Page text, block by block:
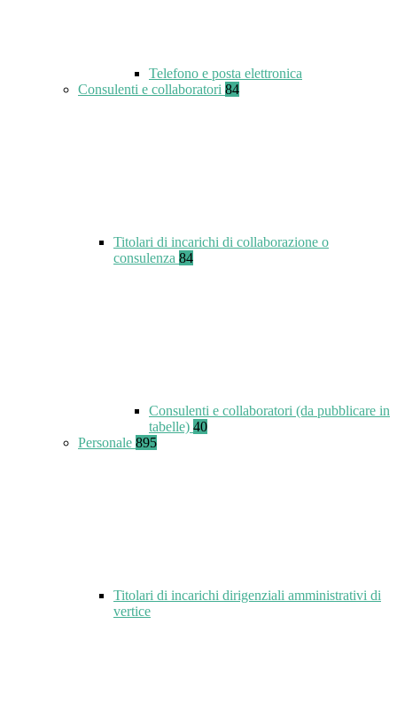
Telefono e posta elettronica
Consulenti e collaboratori 84
Titolari di incarichi di collaborazione o
consulenza 84
Consulenti e collaboratori (da pubblicare in
tabelle) 40
Personale 895
Titolari di incarichi dirigenziali amministrativi di
vertice